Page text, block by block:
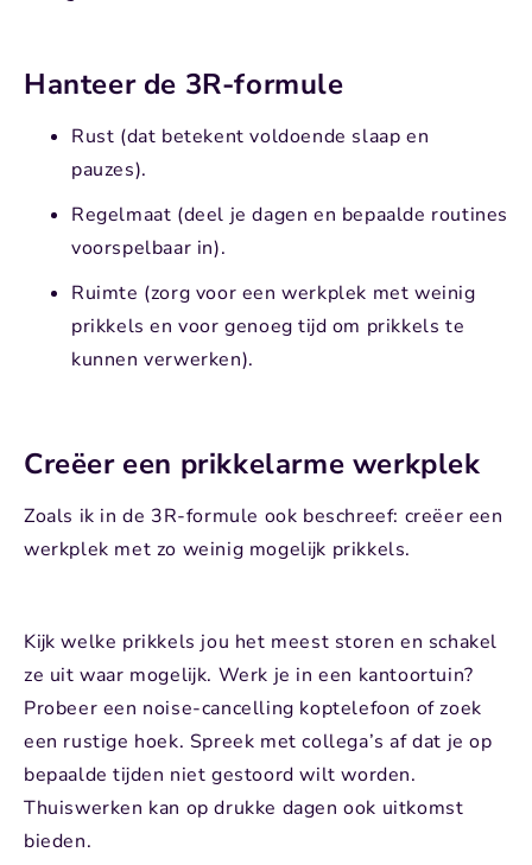
Hanteer de 3R-formule
Rust (dat betekent voldoende slaap en
pauzes).
Regelmaat (deel je dagen en bepaalde routines
voorspelbaar in).
Ruimte (zorg voor een werkplek met weinig
prikkels en voor genoeg tijd om prikkels te
kunnen verwerken).
Creëer een prikkelarme werkplek
Zoals ik in de 3R-formule ook beschreef: creëer een
werkplek met zo weinig mogelijk prikkels.
Kijk welke prikkels jou het meest storen en schakel
ze uit waar mogelijk. Werk je in een kantoortuin?
Probeer een noise-cancelling koptelefoon of zoek
een rustige hoek. Spreek met collega’s af dat je op
bepaalde tijden niet gestoord wilt worden.
Thuiswerken kan op drukke dagen ook uitkomst
bieden.